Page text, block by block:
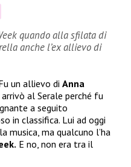
quando alla sfilata di
anche l’ex allievo di
un allievo di Anna
arrivò al Serale perché fu
a seguito
in classifica. Lui ad oggi
musica, ma qualcuno l’ha
E no, non era tra il